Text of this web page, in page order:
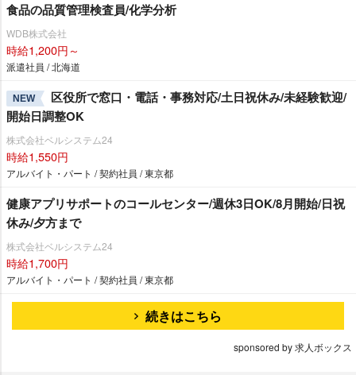
食品の品質管理検査員/化学分析
WDB株式会社
時給1,200円～
派遣社員 / 北海道
NEW
区役所で窓口・電話・事務対応/土日祝休み/未経験歓迎/
開始日調整OK
株式会社ベルシステム24
時給1,550円
アルバイト・パート / 契約社員 / 東京都
健康アプリサポートのコールセンター/週休3日OK/8月開始/日祝
休み/夕方まで
株式会社ベルシステム24
時給1,700円
アルバイト・パート / 契約社員 / 東京都
続きはこちら
sponsored by 求人ボックス